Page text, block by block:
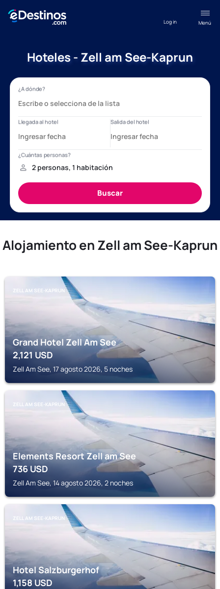
Menú
Log in
Hoteles - Zell am See-Kaprun
Alojamiento en Zell am See-Kaprun
ZELL AM SEE-KAPRUN
Grand Hotel Zell Am See
2,121USD
Zell Am See, 17 agosto 2026, 5 noches
ZELL AM SEE-KAPRUN
Elements Resort Zell am See
736USD
Zell Am See, 14 agosto 2026, 2 noches
ZELL AM SEE-KAPRUN
Hotel Salzburgerhof
1,158USD